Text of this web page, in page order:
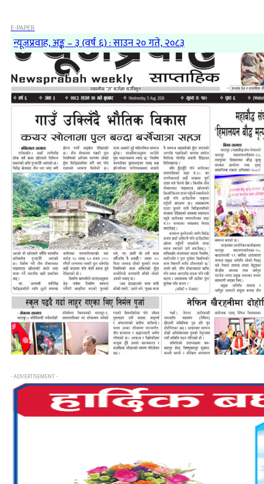
E-PAPER
न्यूजप्रवाह, अङ्क – ३ (वर्ष ६) : साउन २० गते, २०८३
- ADVERTISEMENT -